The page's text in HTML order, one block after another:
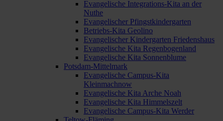
Evangelische Integrations-Kita an der
Nuthe
Evangelischer Pfingstkindergarten
Betriebs-Kita Geolino
Evangelischer Kindergarten Friedenshaus
Evangelische Kita Regenbogenland
Evangelische Kita Sonnenblume
Potsdam-Mittelmark
Evangelische Campus-Kita
Kleinmachnow
Evangelische Kita Arche Noah
Evangelische Kita Himmelszelt
Evangelische Campus-Kita Werder